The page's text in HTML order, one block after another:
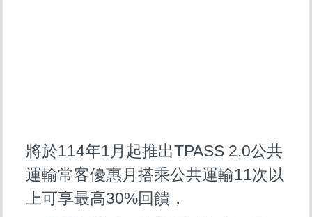
將於114年1月起推出TPASS 2.0公共
運輸常客優惠月搭乘公共運輸11次以
上可享最高30%回饋，